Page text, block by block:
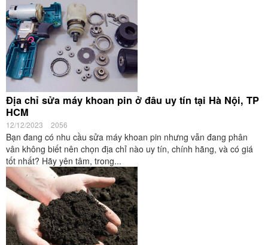
Địa chỉ sửa máy khoan pin ở đâu uy tín tại Hà Nội, TP
HCM
12/12/2023 2056
Bạn đang có nhu cầu sửa máy khoan pin nhưng vẫn đang phân
vân không biết nên chọn địa chỉ nào uy tín, chính hãng, và có giá
tốt nhất? Hãy yên tâm, trong...